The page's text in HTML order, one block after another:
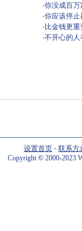
·你没成百
·你应该停
· 比金钱更
·不开心的
设置首页 - 联系方
Copyright©2000-2023